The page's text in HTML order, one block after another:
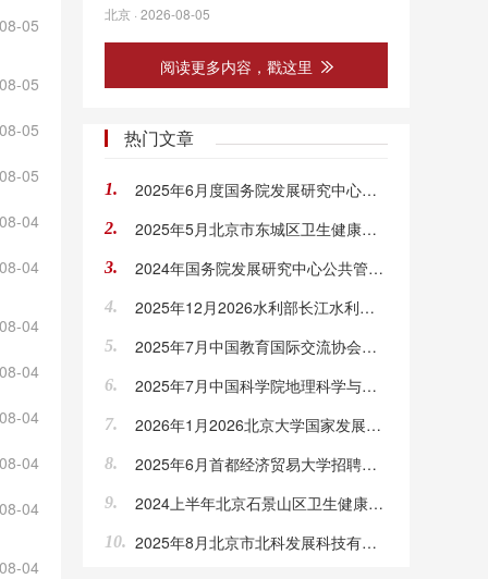
05
05
05
05
04
04
04
04
04
04
04
04
北京 · 2026-08-05
阅读更多内容，戳这里
热门文章
1. 2025年6月度国务院发展研究中心有关直属事业单位第二轮招聘工作人员公告
2. 2025年5月北京市东城区卫生健康委所属事业单位第一次招聘公告
3. 2024年国务院发展研究中心公共管理与人力资源研究所招聘公告
4. 2025年12月2026水利部长江水利委员会事业单位招聘87人公告（第二批）
5. 2025年7月中国教育国际交流协会秘书处招聘4人公告（非事业编制）
6. 2025年7月中国科学院地理科学与资源研究所人事管理人员招聘1人公告
7. 2026年1月2026北京大学国家发展研究院招聘劳动合同制工作人员1人公告
8. 2025年6月首都经济贸易大学招聘公告
9. 2024上半年北京石景山区卫生健康委所属事业单位招聘公告
10. 2025年8月北京市北科发展科技有限公司招聘4人公告